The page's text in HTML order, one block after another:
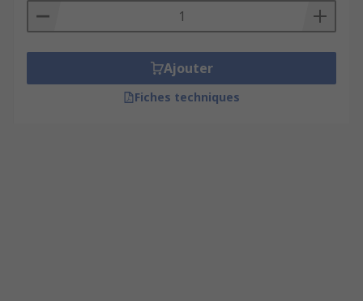
Ajouter
Fiches techniques